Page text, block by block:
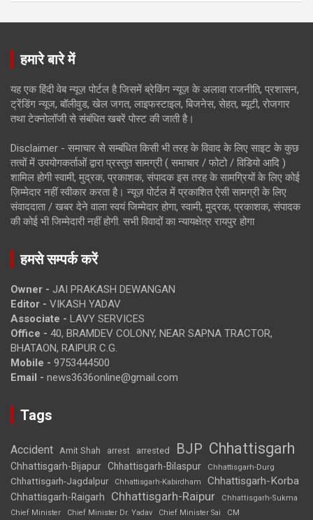
हमारे बारे में
यह एक हिंदी वेब न्यूज़ पोर्टल है जिसमें ब्रेकिंग न्यूज़ के अलावा राजनीति, प्रशासन,
ट्रेंडिंग न्यूज, बॉलीवुड, खेल जगत, लाइफस्टाइल, बिजनेस, सेहत, ब्यूटी, रोजगार
तथा टेक्नोलॉजी से संबंधित खबरें पोस्ट की जाती है।
Disclaimer - समाचार से सम्बंधित किसी भी तरह के विवाद के लिए साइट के कुछ
तत्वों में उपयोगकर्ताओं द्वारा प्रस्तुत सामग्री ( समाचार / फोटो / विडियो आदि )
शामिल होगी स्वामी, मुद्रक, प्रकाशक, संपादक इस तरह के सामग्रियों के लिए कोई
ज़िम्मेदार नहीं स्वीकार करता है। न्यूज़ पोर्टल में प्रकाशित ऐसी सामग्री के लिए
संवाददाता / खबर देने वाला स्वयं जिम्मेदार होगा, स्वामी, मुद्रक, प्रकाशक, संपादक
की कोई भी जिम्मेदारी नहीं होगी. सभी विवादों का न्यायक्षेत्र रायपुर होगा
हमसे सम्पर्क करें
Owner - JAI PRAKASH DEWANGAN
Editor - VIKASH YADAV
Associate - LAVY SERVICES
Office - 40, BRAMDEV COLONY, NEAR SAPNA TRACTOR,
BHATAON, RAIPUR C.G.
Mobile - 9753444500
Email - news3636online@gmail.com
Tags
Accident Amit Shah arrest arrested BJP Chhattisgarh
Chhattisgarh-Bijapur Chhattisgarh-Bilaspur Chhattisgarh-Durg
Chhattisgarh-Jagdalpur Chhattisgarh-Kabirdham Chhattisgarh-Korba
Chhattisgarh-Raigarh Chhattisgarh-Raipur
Chhattisgarh-Sukma
Chief Minister
Chief Minister Dr. Yadav Chief Minister Sai CM